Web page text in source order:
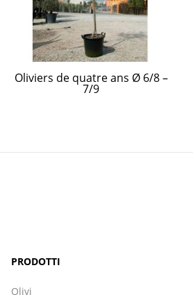
Oliviers de quatre ans Ø 6/8 –
7/9
PRODOTTI
Olivi